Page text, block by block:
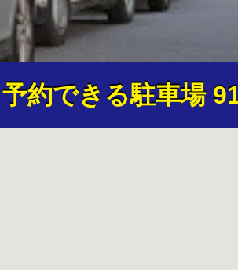
予約できる駐車場